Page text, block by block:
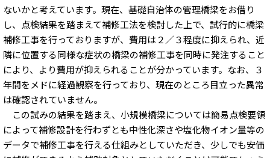
ないかと考えています。現在、基礎自治体の管理橋梁をお借り
し、点検結果を踏まえて補修工法を検討した上で、試行的に橋梁
補修工事を行っておりますが、費用は２／３程度に抑えられ、近
隣に位置する同様な症状の橋梁の補修工事を同時に発注すること
により、より費用が抑えられることが分かっています。なお、３
年間をメドに経過観察を行っており、現在のところ目立った異常
は確認されていません。
この試みの結果を踏まえ、小規模橋梁については簡易点検要領
によって補修設計を行わずとも中性化深さや塩化物イオン量等の
データで補修工事を行える仕組みとしていただき、少しでも安価